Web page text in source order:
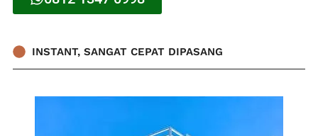
INSTANT, SANGAT CEPAT DIPASANG